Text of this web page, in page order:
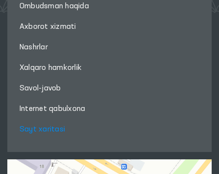
Ombudsman haqida
Axborot xizmati
Nashrlar
Xalqaro hamkorlik
Savol-javob
Internet qabulxona
Sayt xaritasi